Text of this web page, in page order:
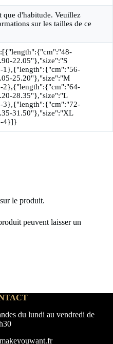
que d'habitude. Veuillez
sur les tailles de ce
22.05"},"size":"S
1},{"length":{"cm":"56-
25.20"},"size":"M
2},{"length":{"cm":"64-
28.35"},"size":"L
3},{"length":{"cm":"72-
31.50"},"size":"XL
4}]}
le produit.
peuvent laisser un
du lundi au vendredi de